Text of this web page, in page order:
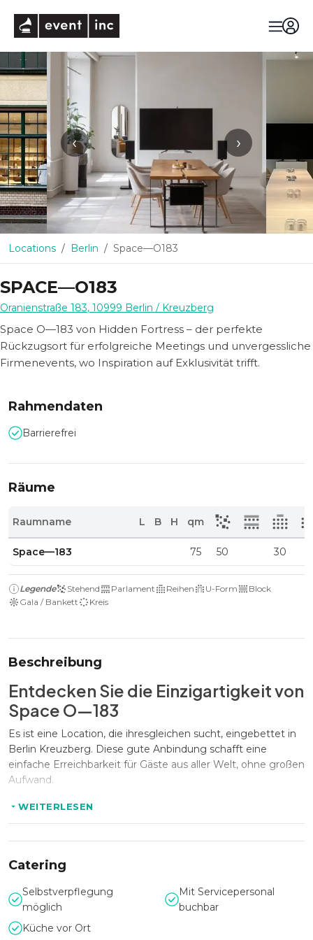
‹ ›
Locations Berlin Space—O183
SPACE—O183
Oranienstraße 183, 10999 Berlin / Kreuzberg
Space O—183 von Hidden Fortress – der perfekte
Rückzugsort für erfolgreiche Meetings und unvergessliche
Firmenevents, wo Inspiration auf Exklusivität trifft.
Rahmendaten
Barrierefrei
Räume
Raumname L B H qm
Space—183 75 50 30
Legende Stehend Parlament Reihen U-Form
Block
Gala / Bankett
Kreis
Beschreibung
Entdecken Sie die Einzigartigkeit von
Space O—183
Es ist eine Location, die ihresgleichen sucht, eingebettet in
Berlin Kreuzberg. Diese gute Anbindung schafft eine
einfache Erreichbarkeit für Gäste aus aller Welt, ohne großen
Aufwand.
Raum für Erfolg
der Space O—183 ausreichend Platz für Veranstaltungen
Firmenevents bis zu 50 Personen – die flexible
Raumaufteilung ermöglicht eine maßgeschneiderte
Gestaltung, die den Bedürfnissen vieler Events gerecht wird.
WEITERLESEN
Catering
Selbstverpflegung
möglich
Mit Servicepersonal
buchbar
Küche vor Ort